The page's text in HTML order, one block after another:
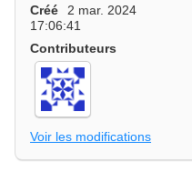
Créé
2 mar. 2024
17:06:41
Contributeurs
Voir les modifications